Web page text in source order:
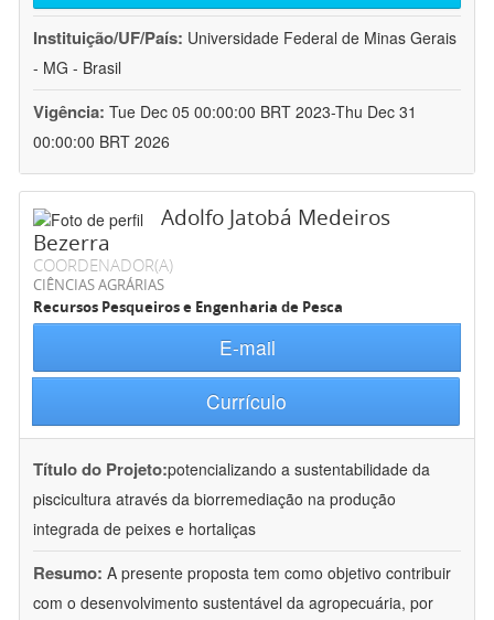
Instituição/UF/País: Universidade Federal de Minas Gerais
- MG - Brasil
Vigência: Tue Dec 05 00:00:00 BRT 2023-Thu Dec 31
00:00:00 BRT 2026
Adolfo Jatobá Medeiros
Bezerra
COORDENADOR(A)
CIÊNCIAS AGRÁRIAS
Recursos Pesqueiros e Engenharia de Pesca
E-mail
Currículo
Título do Projeto:potencializando a sustentabilidade da
piscicultura através da biorremediação na produção
integrada de peixes e hortaliças
Resumo: A presente proposta tem como objetivo contribuir
com o desenvolvimento sustentável da agropecuária, por